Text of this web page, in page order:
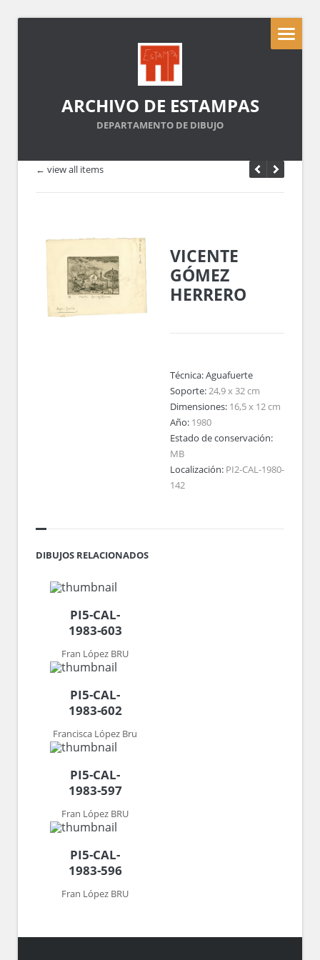
ARCHIVO DE ESTAMPAS
DEPARTAMENTO DE DIBUJO
← view all items
VICENTE
GÓMEZ
HERRERO
Técnica:Aguafuerte
Soporte:24,9 x 32 cm
Dimensiones: 16,5 x 12 cm
Año: 1980
Estado de conservación:
MB
Localización: PI2-CAL-1980-
142
DIBUJOS RELACIONADOS
PI5-CAL-
1983-603
Fran López BRU
PI5-CAL-
1983-602
Francisca López Bru
PI5-CAL-
1983-597
Fran López BRU
PI5-CAL-
1983-596
Fran López BRU